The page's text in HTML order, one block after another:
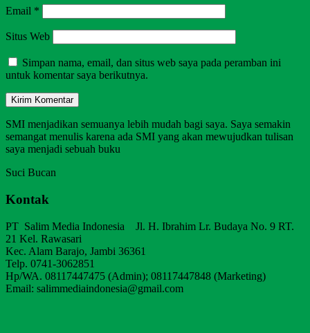
Email *
Situs Web
Simpan nama, email, dan situs web saya pada peramban ini
untuk komentar saya berikutnya.
SMI menjadikan semuanya lebih mudah bagi saya. Saya semakin
semangat menulis karena ada SMI yang akan mewujudkan tulisan
saya menjadi sebuah buku
Suci Bucan
Kontak
PT Salim Media Indonesia Jl. H. Ibrahim Lr. Budaya No. 9 RT.
21 Kel. Rawasari
Kec. Alam Barajo, Jambi 36361
Telp. 0741-3062851
Hp/WA. 08117447475 (Admin); 08117447848 (Marketing)
Email: salimmediaindonesia@gmail.com